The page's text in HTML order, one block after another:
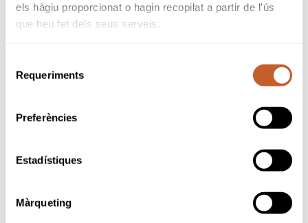
els hàgiu proporcionat o hagin recopilat a partir de l'ús
que heu fet dels seus serveis.
Requeriments
Preferències
Estadístiques
Màrqueting
Finalment, la prova d'Infinitum es disputarà el
26 de juliolal recorregut
de manera telemàtica.
competitiva, compartir jornada amb altres
golfistes i continuar gaudint del Circuit
de primer nivell.
Golf Costa Daurada